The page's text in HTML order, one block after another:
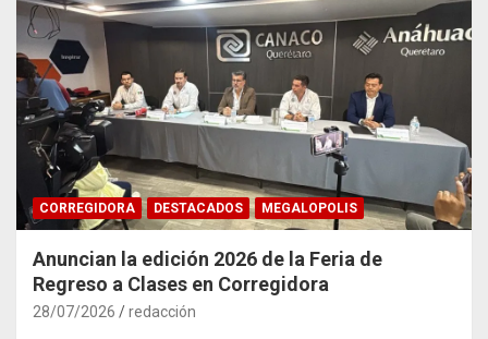
CORREGIDORA DESTACADOS MEGALOPOLIS
Anuncian la edición 2026 de la Feria de
Regreso a Clases en Corregidora
28/07/2026 redacción